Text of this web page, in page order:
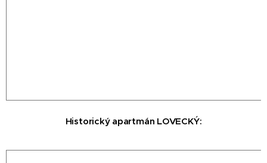
Historický apartmán LOVECKÝ: